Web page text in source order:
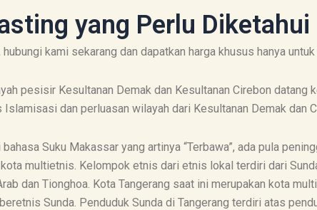
yang Perlu Diketahui
kami sekarang dan dapatkan harga khusus hanya untuk
pesisir Kesultanan Demak dan Kesultanan Cirebon
dan perluasan wilayah dari Kesultanan Demak dan
Suku Makassar yang artinya “Terbawa”, ada pula
multietnis. Kelompok etnis dari etnis lokal terdiri dari
dan Tionghoa. Kota Tangerang saat ini merupakan kota
Sunda. Penduduk Sunda di Tangerang terdiri atas